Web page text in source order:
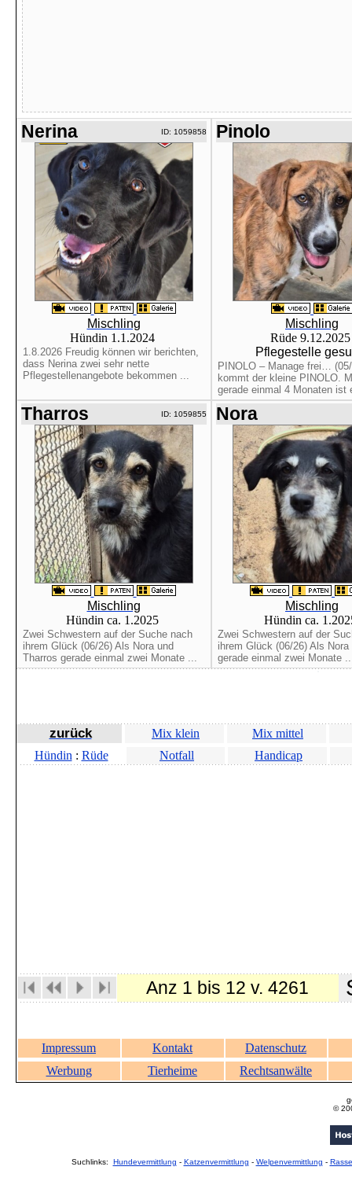
Nerina ID: 1059858
Mischling
Hündin 1.1.2024
1.8.2026 Freudig können wir berichten,
dass Nerina zwei sehr nette
Pflegestellenangebote bekommen ...
Pinolo
Mischling
Rüde
Pflegestelle
PINOLO – Manage frei…
kommt der kleine PINOLO.
gerade einmal 4 Monaten ist
Tharros ID: 1059855
Mischling
Hündin ca. 1.2025
Zwei Schwestern auf der Suche nach
ihrem Glück (06/26) Als Nora und
Tharros gerade einmal zwei Monate ...
Nora
Mischling
Hündin ca.
Zwei Schwestern auf der
ihrem Glück (06/26) Als Nora
gerade einmal zwei Monate
zurück Mix klein
Mix mittel
Hündin : Rüde Notfall Handicap
Anz 1 bis 12 v. 4261
Impressum Kontakt
Datenschutz
Werbung
Tierheime Rechtsanwälte
©
Suchlinks: Hundevermittlung - Katzenvermittlung - Welpenvermittlung -